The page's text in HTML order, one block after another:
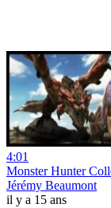
4:01
Monster Hunter
Jérémy Beaumont
il y a 15 ans